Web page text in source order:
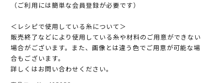
（ご利用には簡単な会員登録が必要です）
＜レシピで使用している糸について＞
販売終了などにより使用している糸や材料のご用意ができない
場合がございます。また、画像とは違う色でご用意が可能な場
合もございます。
詳しくはお問い合わせください。